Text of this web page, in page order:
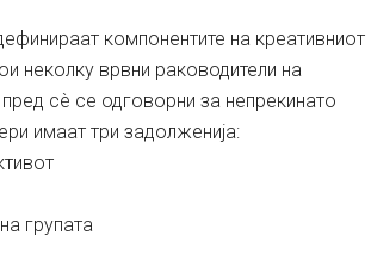
компонентите на креативниот
неколку врвни раководители на
сè се одговорни за непрекинато
имаат три задолженија:
групата